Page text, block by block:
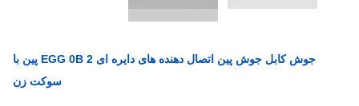
جوش کابل جوش پین اتصال دهنده های دایره ای EGG 0B 2 پین با
سوکت زن